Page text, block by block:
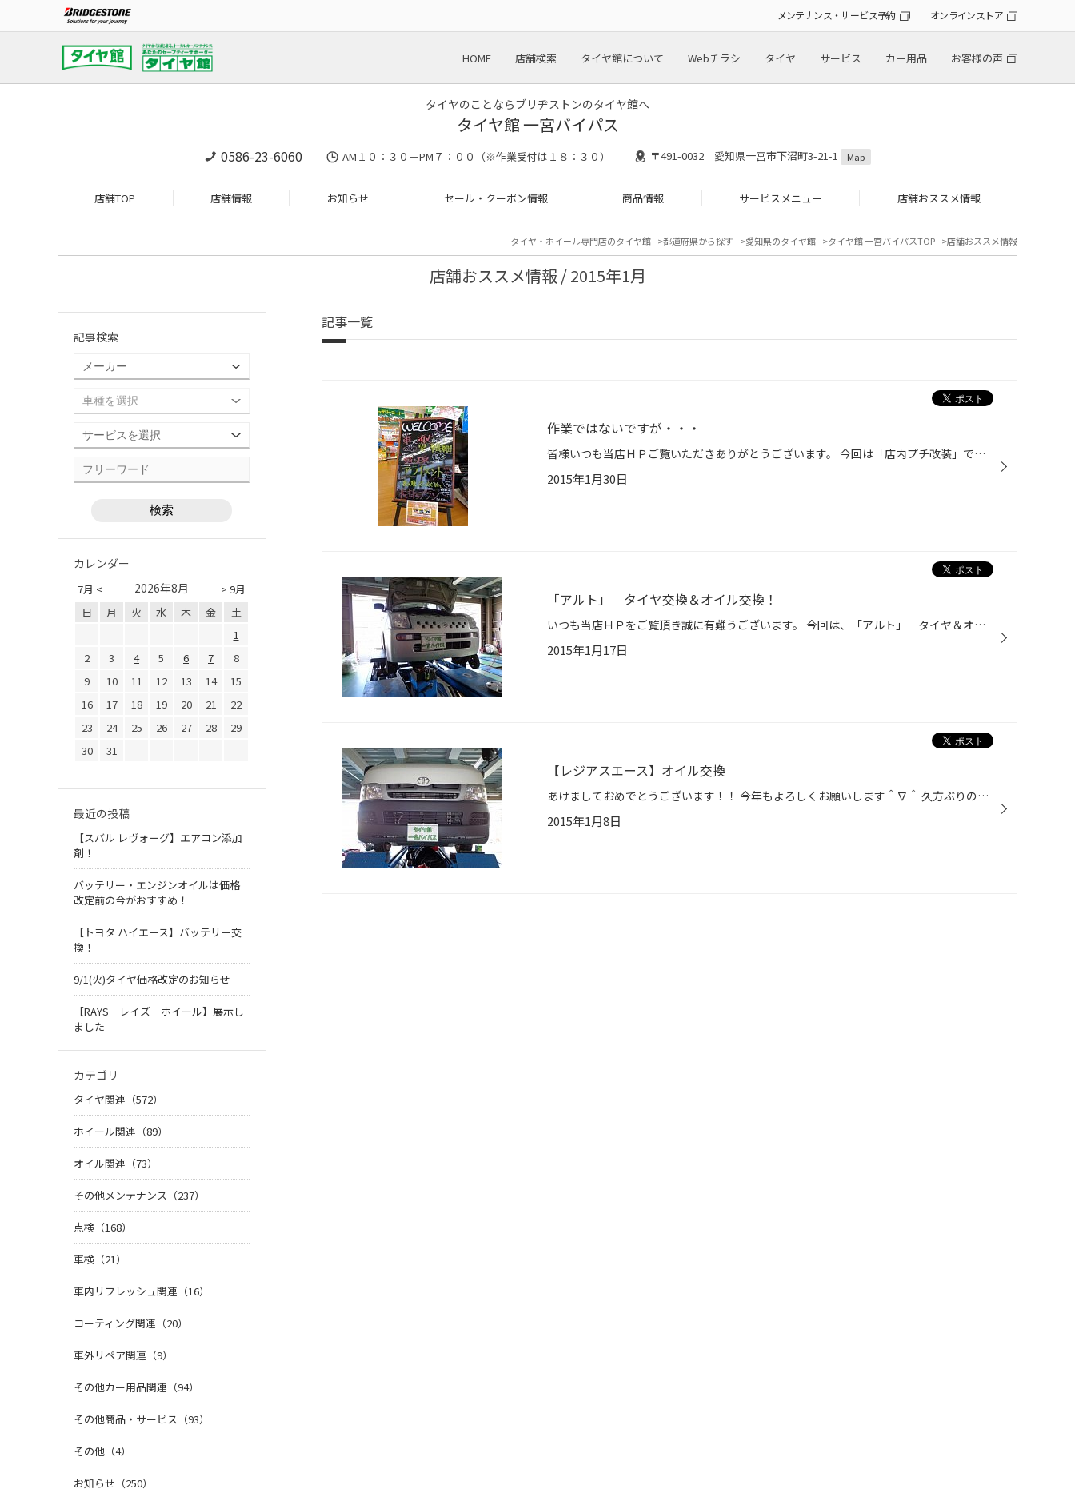
メンテナンス・サービス予約 オンラインストア
HOME 店舗検索 タイヤ館について Webチラシ タイヤ サービス カー用品 お客様の声
タイヤのことならブリヂストンのタイヤ館へ
タイヤ館 一宮バイパス
0586-23-6060 AM１０：３０－PM７：００（※作業受付は１８：３０） 〒491-0032 愛知県一宮市下沼町3-21-1 Map
店舗TOP 店舗情報 お知らせ セール・クーポン情報 商品情報 サービスメニュー 店舗おススメ情報
タイヤ・ホイール専門店のタイヤ館 都道府県から探す 愛知県のタイヤ館 タイヤ館 一宮バイパスTOP 店舗おススメ情報
店舗おススメ情報 / 2015年1月
記事一覧
作業ではないですが・・・
皆様いつも当店ＨＰご覧いただきありがとうございます。 今回は「店内プチ改装」です。 いままでより、見て回りやすいよう工夫 見やすい展示を心がけています!! 以前からご利用いただいていますお客様・・・ 「びっくりしますよ(^o^)」 それくらい 配置や展示変わりましたので 春に向けて、タイヤ...
2015年1月30日
「アルト」 タイヤ交換＆オイル交換！
いつも当店ＨＰをご覧頂き誠に有難うございます。 今回は、「アルト」 タイヤ＆オイル交換のご紹介です。 タイヤは、ブリヂストン製「ファイアストン」１５５/６５Ｒ１３です。 チッソガスを充填し、取付はもちろん「ど真ん中！取付のセンターフィット」です。 オイルの方は、「クロスエコ・０Ｗ２...
2015年1月17日
【レジアスエース】オイル交換
あけましておめでとうございます！！ 今年もよろしくお願いします＾∇＾ 久方ぶりの更新になりますが・・・ レジアスエースのオイル、エレメントを交換させていただきました！ レジアスのディーゼル車なので DL－１規格のオイルで交換をしました！＾＾ ありがとうございました(^^) 作業担当者 大桑...
2015年1月8日
記事検索
カレンダー
7月 < > 9月
2026年8月
日 月 火 水 木 金
土
1
2
3 4 5 6 7
8
9
10 11 12 13 14
15
16
17 18 19 20 21
22
23
24 25 26 27 28
29
30
31
最近の投稿
【スバル レヴォーグ】エアコン添加
剤！
バッテリー・エンジンオイルは価格
改定前の今がおすすめ！
【トヨタ ハイエース】バッテリー交
換！
9/1(火)タイヤ価格改定のお知らせ
【RAYS レイズ ホイール】展示し
ました
カテゴリ
タイヤ関連（572）
ホイール関連（89）
オイル関連（73）
その他メンテナンス（237）
点検（168）
車検（21）
車内リフレッシュ関連（16）
コーティング関連（20）
車外リペア関連（9）
その他カー用品関連（94）
その他商品・サービス（93）
その他（4）
お知らせ（250）